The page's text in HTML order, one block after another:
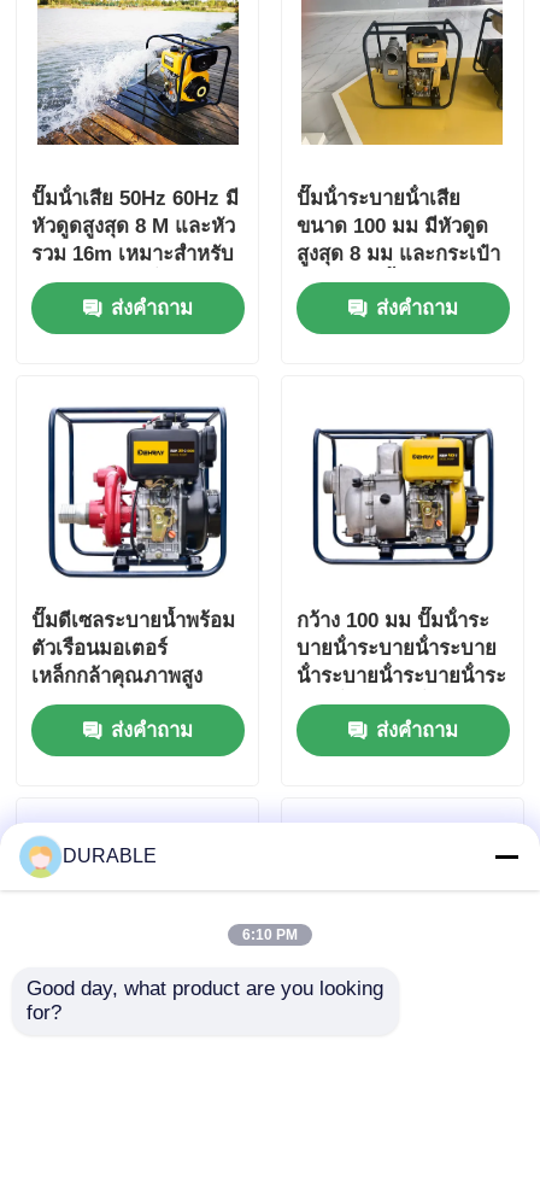
ปั๊มน้ําเสีย 50Hz 60Hz มี
หัวดูดสูงสุด 8 M และหัว
รวม 16m เหมาะสําหรับ
โรงงานบําบัดน้ําเสีย
ส่งคำถาม
ปั๊มน้ําระบายน้ําเสีย
ขนาด 100 มม มีหัวดูด
สูงสุด 8 มม และกระเป๋า
หมุนเหล็กชั้นสูง
ส่งคำถาม
ปั๊มดีเซลระบายน้ำพร้อม
ตัวเรือนมอเตอร์
เหล็กกล้าคุณภาพสูง
เหมาะสำหรับการทำงาน
ต่อเนื่องและสภาวะรับน้ำ
หนักมาก
ส่งคำถาม
กว้าง 100 มม ปั๊มน้ําระ
บายน้ําระบายน้ําระบาย
น้ําระบายน้ําระบายน้ําระ
บายน้ําระบายน้ําระบาย
น้ํา
ส่งคำถาม
DURABLE
6:10 PM
Good day, what product are you looking
for?